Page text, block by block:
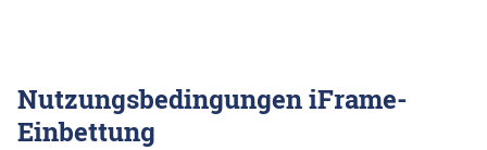
Nutzungsbedingungen iFrame-
Einbettung